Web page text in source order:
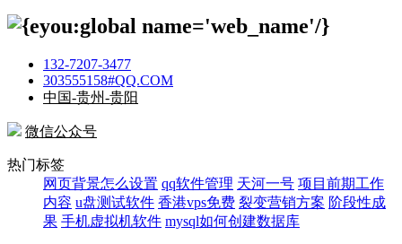
132-7207-3477
303555158#QQ.COM
中国-贵州-贵阳
微信公众号
热门标签
网页背景怎么设置 qq软件管理 天河一号 项目前期工作
内容 u盘测试软件 香港vps免费 裂变营销方案 阶段性成
果 手机虚拟机软件 mysql如何创建数据库